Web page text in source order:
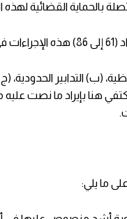
بالحماية القضائية
(ب) التدابير الحدودية،
هنا بإيراد ما نصت عليه